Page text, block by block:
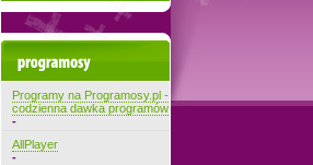
Najnowsze programy
Programy na Programosy.pl -
codzienna dawka programów
-
AllPlayer
-